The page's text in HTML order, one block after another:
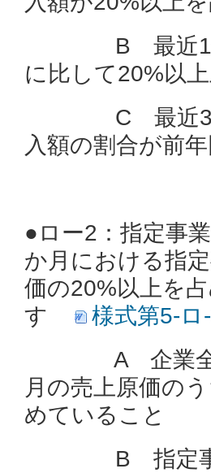
B 最近1か月
に比して20%以
C 最近3か月
入額の割合が前
●ロー2：指定事
か月における指
価の20%以上を
す
様式第5‐
A 企業全体
月の売上原価の
めていること
B 指定事業